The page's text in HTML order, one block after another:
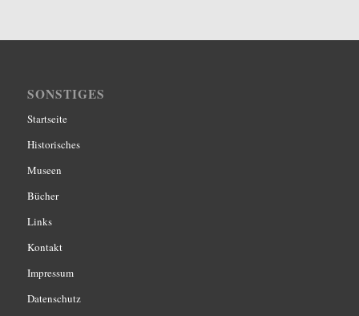
SONSTIGES
Startseite
Historisches
Museen
Bücher
Links
Kontakt
Impressum
Datenschutz